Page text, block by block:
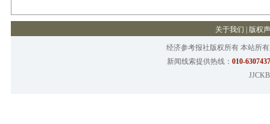
关于我们 版权
经济参考报社版权所有 本站所
新闻线索提供热线： 010-